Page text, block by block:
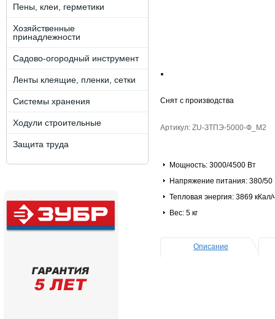
Пены, клеи, герметики
Хозяйственные
принадлежности
Садово-огородный инструмент
Ленты клеящие, пленки, сетки
Системы хранения
Ходули строительные
Защита труда
Снят с производства
Артикул: ZU-ЗТПЭ-5000-Ф_М2
Мощность: 3000/4500 Вт
Напряжение питания: 380/50
Тепловая энергия: 3869 кКал/
Вес: 5 кг
Описание